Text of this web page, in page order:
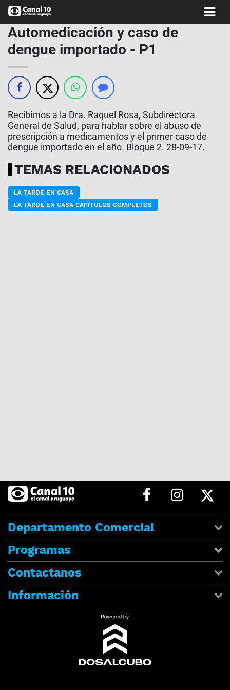
Automedicación y caso de
dengue importado - P1
Recibimos a la Dra. Raquel Rosa, Subdirectora
General de Salud, para hablar sobre el abuso de
prescripción a medicamentos y el primer caso de
dengue importado en el año. Bloque 2. 28-09-17.
TEMAS RELACIONADOS
LA TARDE EN CASA
LA TARDE EN CASA CAPÍTULOS COMPLETOS
Departamento Comercial
Programas
Contactanos
Información